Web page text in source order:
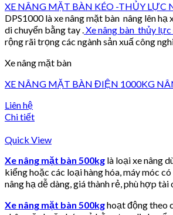
XE NÂNG MẶT BÀN KÉO -THỦY LỰC
DPS1000 là xe nâng mặt bàn nâng lên hạ
di chuyển bằng tay .Xe nâng bàn thủy
rộng rãi trọng các ngành sản xuấ công
Xe nâng mặt bàn
XE NÂNG MẶT BÀN ĐIỆN 1000KG
Liên hệ
Chi tiết
Quick View
Xe nâng mặt bàn 500kg là loại xe nâng
kiểng hoặc các loại hàng hóa, máy móc
nâng hạ dễ dàng, giá thành rẻ, phù hợp tài
Xe nâng mặt bàn 500kghoạt động theo